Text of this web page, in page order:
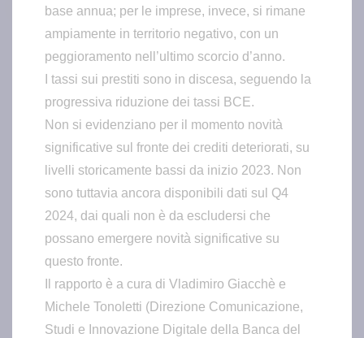
base annua; per le imprese, invece, si rimane
ampiamente in territorio negativo, con un
peggioramento nell’ultimo scorcio d’anno.
I tassi sui prestiti sono in discesa, seguendo la
progressiva riduzione dei tassi BCE.
Non si evidenziano per il momento novità
significative sul fronte dei crediti deteriorati, su
livelli storicamente bassi da inizio 2023. Non
sono tuttavia ancora disponibili dati sul Q4
2024, dai quali non è da escludersi che
possano emergere novità significative su
questo fronte.
Il rapporto è a cura di Vladimiro Giacchè e
Michele Tonoletti (Direzione Comunicazione,
Studi e Innovazione Digitale della Banca del